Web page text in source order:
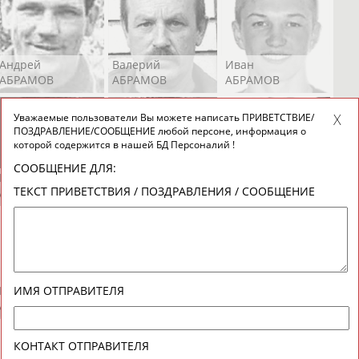
Андрей
АБРАМОВ
Валерий
АБРАМОВ
Иван
АБРАМОВ
Екатерина
АБРАМОВА
Ирина
АБРАМОВА
АБРАМОВА
Иракли
АБРАМЯН
Осеп
АБРАМЯН
АБРАРОВ
Уважаемые пользователи Вы можете написать ПРИВЕТСТВИЕ/
ПОЗДРАВЛЕНИЕ/СООБЩЕНИЕ любой персоне, информация о
которой содержится в нашей БД Персоналий !
СООБЩЕНИЕ ДЛЯ:
ТЕКСТ ПРИВЕТСТВИЯ / ПОЗДРАВЛЕНИЯ / СООБЩЕНИЕ
ИМЯ ОТПРАВИТЕЛЯ
КОНТАКТ ОТПРАВИТЕЛЯ